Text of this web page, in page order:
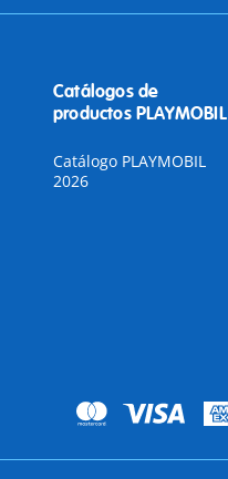
Catálogos de
productos PLAYMOBIL
Catálogo PLAYMOBIL
2026